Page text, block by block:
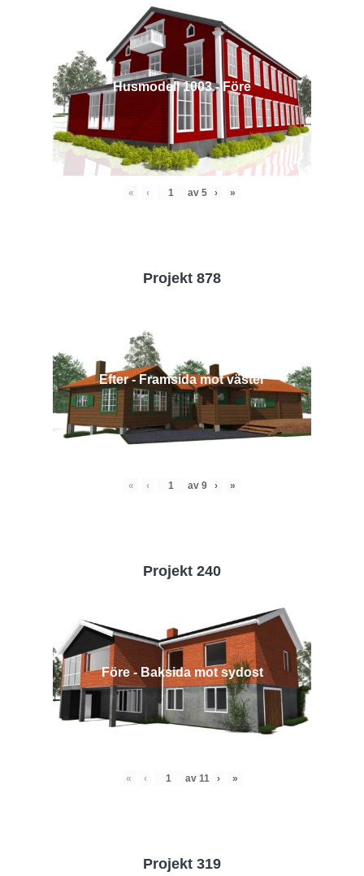
Husmodell 1003 - Före
« ‹ av 5 › »
Projekt 878
Efter - Framsida mot väster
« ‹ av 9 › »
Projekt 240
Före - Baksida mot sydost
« ‹ av 11 › »
Projekt 319